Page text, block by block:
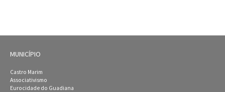
MUNICÍPIO
Castro Marim
Associativismo
Eurocidade do Guadiana